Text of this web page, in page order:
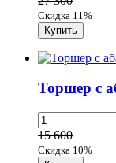
Скидка 11%
Торшер с
15 600
Скидка 10%